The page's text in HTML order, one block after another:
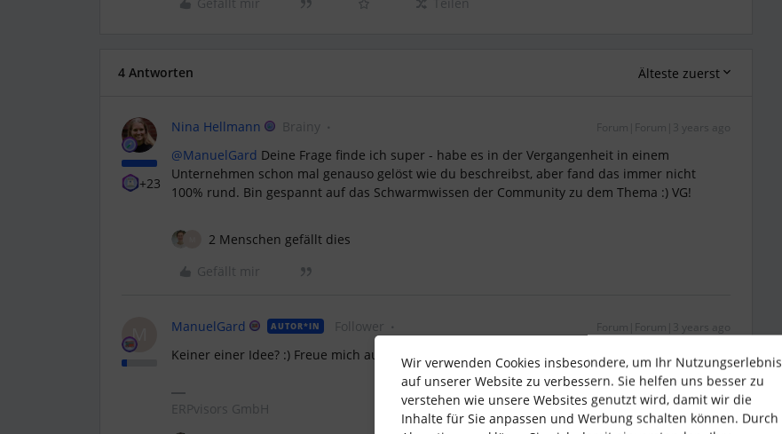
4 Antworten Älteste zuerst
+23
Nina Hellmann Brainy Forum|Forum|3 years ago
@ManuelGard Deine Frage finde ich super - habe es in der Vergangenheit in einem
Unternehmen schon mal genauso gelöst wie du beschreibst, aber fand das immer nicht
100% rund. Bin gespannt auf das Schwarmwissen der Community zu dem Thema :) VG!
2 Menschen gefällt dies
Gefällt mir
M ManuelGard AUTOR*IN Follower Forum|Forum|3 years ago
Keiner einer Idee? :) Freue mich auf Antworten :D
ERPvisors GmbH
Wir verwenden Cookies insbesondere, um Ihr Nutzungserlebnis
auf unserer Website zu verbessern. Sie helfen uns besser zu
verstehen wie unsere Websites genutzt wird, damit wir die
Inhalte für Sie anpassen und Werbung schalten können. Durch